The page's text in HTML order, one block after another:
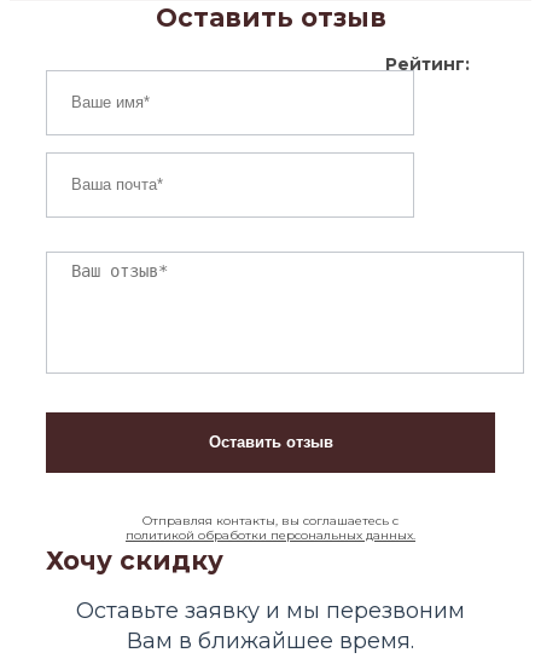
Оставить отзыв
Рейтинг:
Отправляя контакты, вы соглашаетесь с
политикой обработки персональных данных.
Хочу скидку
Оставьте заявку и мы перезвоним
Вам в ближайшее время.